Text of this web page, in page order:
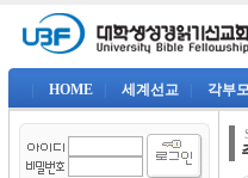
HOME 세계선교 각부